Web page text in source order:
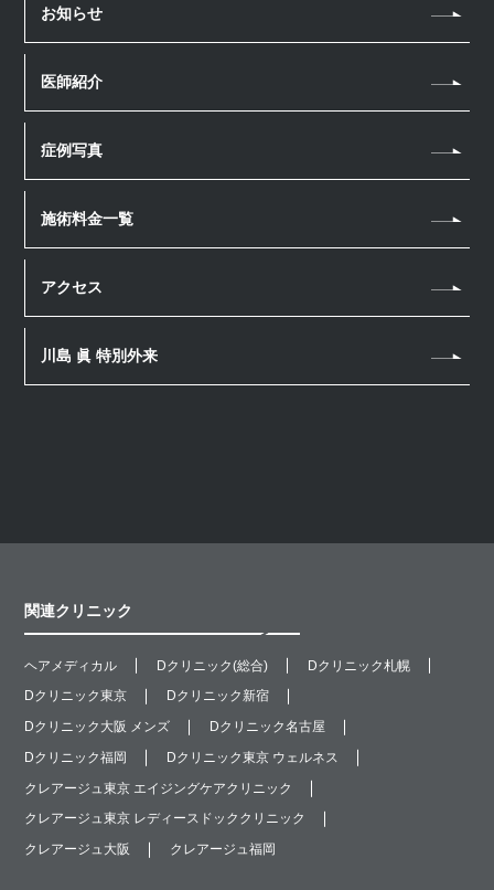
シワ
たるみ
肌質改善
毛穴
若返り・アンチエイジング
若返り・アンチエイジング
医療瘦身
薄毛治療
幹細胞上清液 頭皮注射
ヘアアートメイク
医療脱毛
医療脱毛
お知らせ
医師紹介
症例写真
施術料金一覧
アクセス
川島 眞 特別外来
関連クリニック
ヘアメディカル Dクリニック(総合)
Dクリニック札幌
Dクリニック東京
Dクリニック新宿
Dクリニック大阪 メンズ
Dクリニック名古屋
Dクリニック福岡
Dクリニック東京 ウェルネス
クレアージュ東京 エイジングケアクリニック
クレアージュ東京 レディースドッククリニック
クレアージュ大阪
クレアージュ福岡